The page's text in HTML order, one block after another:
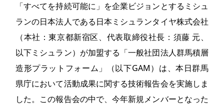
「すべてを持続可能に」を企業ビジョンとするミシュ
ランの日本法人である日本ミシュランタイヤ株式会社
（本社：東京都新宿区、代表取締役社長：須藤 元、
以下ミシュラン）が加盟する「一般社団法人群馬積層
造形プラットフォーム」（以下GAM）は、本日群馬
県庁において活動成果に関する技術報告会を実施しま
した。この報告会の中で、今年新規メンバーとなった